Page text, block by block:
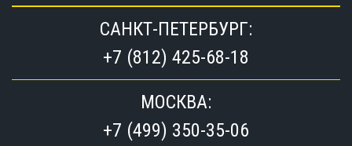
САНКТ-ПЕТЕРБУРГ:
+7 (812) 425-68-18
МОСКВА:
+7 (499) 350-35-06